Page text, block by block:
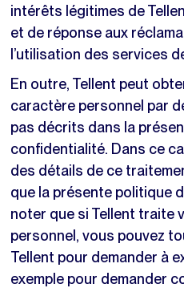
intérêts légitimes de
et de réponse aux
l’utilisation des services
En outre, Tellent peut
caractère personnel par
pas décrits dans la
confidentialité. Dans ce
des détails de ce
que la présente politique
noter que si Tellent traite
personnel, vous pouvez
Tellent pour demander à
exemple pour demander